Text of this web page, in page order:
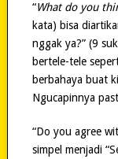
“What do you
kata) bisa
nggak ya?” (9
bertele-tele
berbahaya buat
Ngucapinnya
“Do you agree
simpel menjadi